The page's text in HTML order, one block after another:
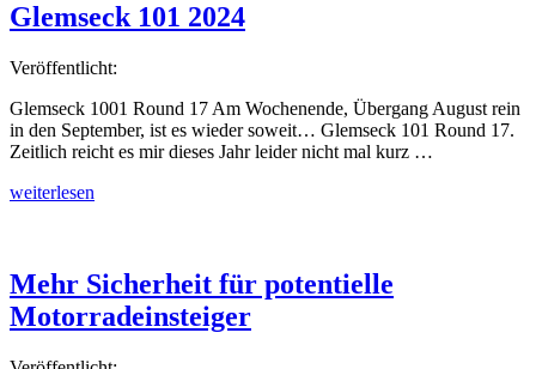
Glemseck 101 2024
Veröffentlicht:
Glemseck 1001 Round 17 Am Wochenende, Übergang August rein
in den September, ist es wieder soweit… Glemseck 101 Round 17.
Zeitlich reicht es mir dieses Jahr leider nicht mal kurz …
„Glemseck
weiterlesen
Mehr Sicherheit für potentielle
Motorradeinsteiger